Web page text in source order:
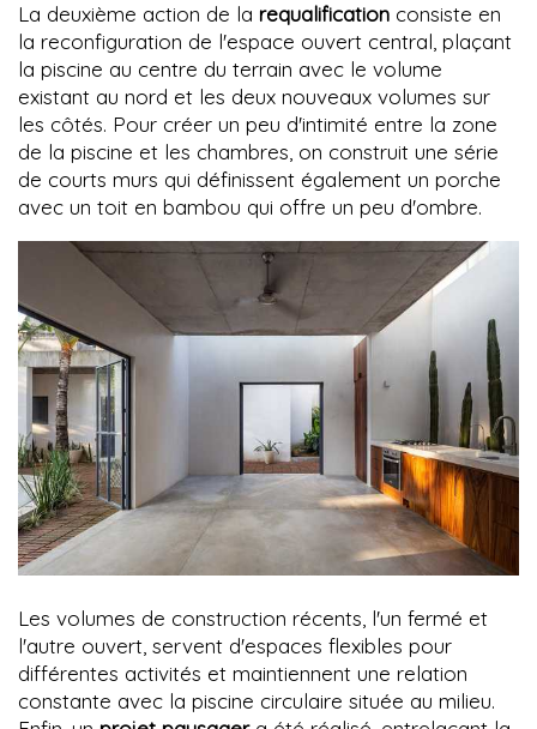
La deuxième action de la requalification consiste en
la reconfiguration de l'espace ouvert central, plaçant
la piscine au centre du terrain avec le volume
existant au nord et les deux nouveaux volumes sur
les côtés. Pour créer un peu d'intimité entre la zone
de la piscine et les chambres, on construit une série
de courts murs qui définissent également un porche
avec un toit en bambou qui offre un peu d'ombre.
Les volumes de construction récents, l'un fermé et
l'autre ouvert, servent d'espaces flexibles pour
différentes activités et maintiennent une relation
constante avec la piscine circulaire située au milieu.